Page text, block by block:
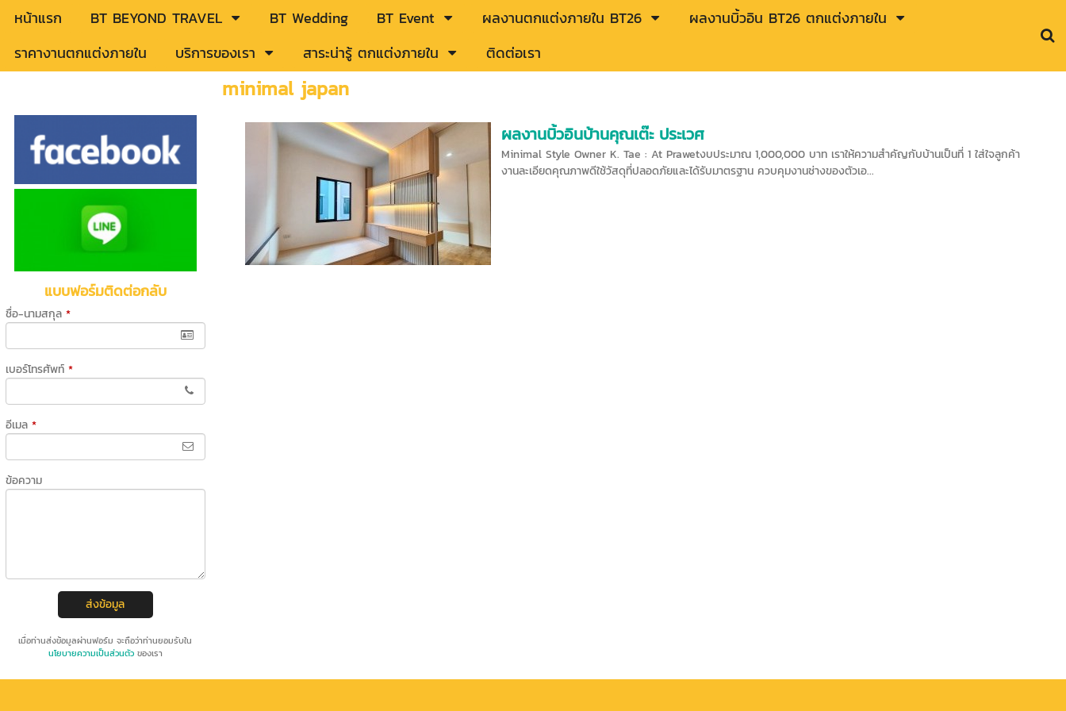
หน้าแรก BT BEYOND TRAVEL BT Wedding BT Event ผลงานตกแต่งภายใน BT26
ผลงานบิ้วอิน BT26 ตกแต่งภายใน
ราคางานตกแต่งภายใน
บริการของเรา สาระน่ารู้ ตกแต่งภายใน ติดต่อเรา
แบบฟอร์มติดต่อกลับ
ชื่อ-นามสกุล *
เบอร์โทรศัพท์ *
อีเมล *
ข้อความ
ส่งข้อมูล
เมื่อท่านส่งข้อมูลผ่านฟอร์ม จะถือว่าท่านยอมรับใน
นโยบายความเป็นส่วนตัวของเรา
minimal japan
ผลงานบิ้วอินบ้านคุณเต๊ะ ประเวศ
Minimal Style Owner K. Tae : At Prawetงบประมาณ 1,000,000 บาท เราให้ความสำคัญกับบ้านเป็นที่ 1 ใส่ใจลูกค้า
งานละเอียดคุณภาพดีใช้วัสดุที่ปลอดภัยและได้รับมาตรฐาน ควบคุมงานช่างของตัวเอ...